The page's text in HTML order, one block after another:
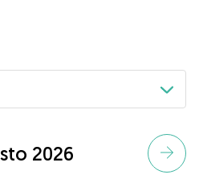
2026